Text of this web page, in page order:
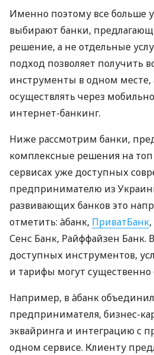
Именно поэтому все больше
выбирают банки,
решение, а не отдельные
подход позволяет получить
инструменты в одном месте,
осуществлять через
интернет-банкинг.
Ниже рассмотрим банки,
комплексные решения на топ
сервисах уже доступных
предпринимателю из
развивающих банков это
отметить: àбанк, ПриватБанк
Сенс Банк, Райффайзен Банк.
доступных инструментов,
и тарифы могут существенно
Например, в àбанк
предпринимателя, бизнес-
эквайринга и интеграцию с
одном сервисе. Клиенту